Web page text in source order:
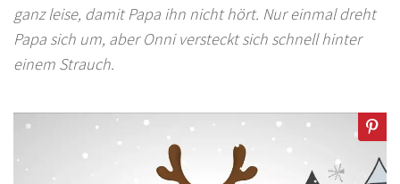
ganz leise, damit Papa ihn nicht hört. Nur einmal dreht
Papa sich um, aber Onni versteckt sich schnell hinter
einem Strauch.